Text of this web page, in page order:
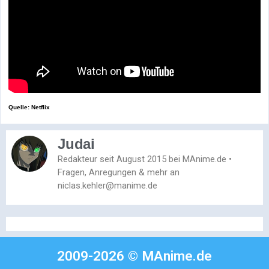
Quelle: Netflix
Judai
Redakteur seit August 2015 bei MAnime.de •
Fragen, Anregungen & mehr an
niclas.kehler@manime.de
2009-2026 © MAnime.de